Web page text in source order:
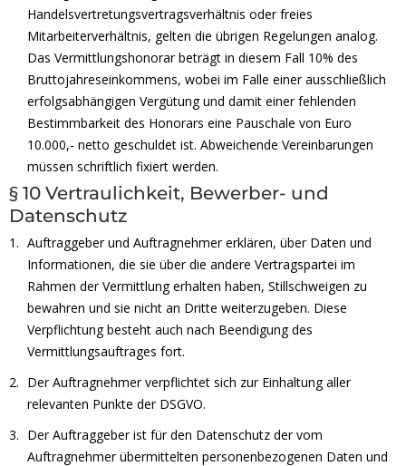
Handelsvertretungsvertragsverhältnis oder freies
Mitarbeiterverhältnis, gelten die übrigen Regelungen analog.
Das Vermittlungshonorar beträgt in diesem Fall 10% des
Bruttojahreseinkommens, wobei im Falle einer ausschließlich
erfolgsabhängigen Vergütung und damit einer fehlenden
Bestimmbarkeit des Honorars eine Pauschale von Euro
10.000,- netto geschuldet ist. Abweichende Vereinbarungen
müssen schriftlich fixiert werden.
§ 10 Vertraulichkeit, Bewerber- und
Datenschutz
Auftraggeber und Auftragnehmer erklären, über Daten und
Informationen, die sie über die andere Vertragspartei im
Rahmen der Vermittlung erhalten haben, Stillschweigen zu
bewahren und sie nicht an Dritte weiterzugeben. Diese
Verpflichtung besteht auch nach Beendigung des
Vermittlungsauftrages fort.
Der Auftragnehmer verpflichtet sich zur Einhaltung aller
relevanten Punkte der DSGVO.
Der Auftraggeber ist für den Datenschutz der vom
Auftragnehmer übermittelten personenbezogenen Daten und